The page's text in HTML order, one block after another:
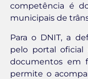
competência é
municipais de
Para o DNIT, a
pelo portal
documentos em
permite o